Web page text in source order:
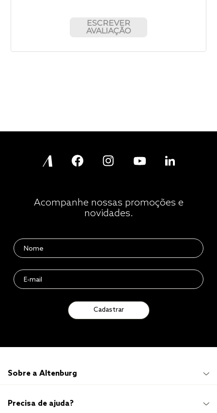
ESCREVER
AVALIAÇÃO
Acompanhe nossas promoções e
novidades.
Cadastrar
Sobre a Altenburg
Institucional
Precisa de ajuda?